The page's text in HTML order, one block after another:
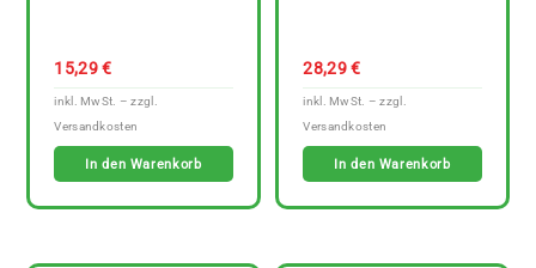
15,29€
In den Warenkorb
28,29€
In den Warenkorb